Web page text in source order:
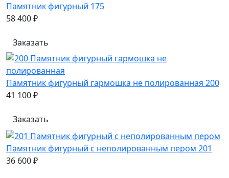
Памятник фигурный 175
58 400 ₽
Заказать
Памятник фигурный гармошка не полированная 200
41 100 ₽
Заказать
Памятник фигурный с неполированным пером 201
36 600 ₽